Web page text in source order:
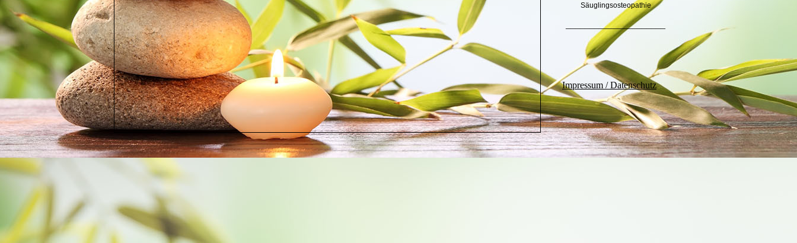
Säuglingsosteopathie
_____________________
Impressum / Datenschutz